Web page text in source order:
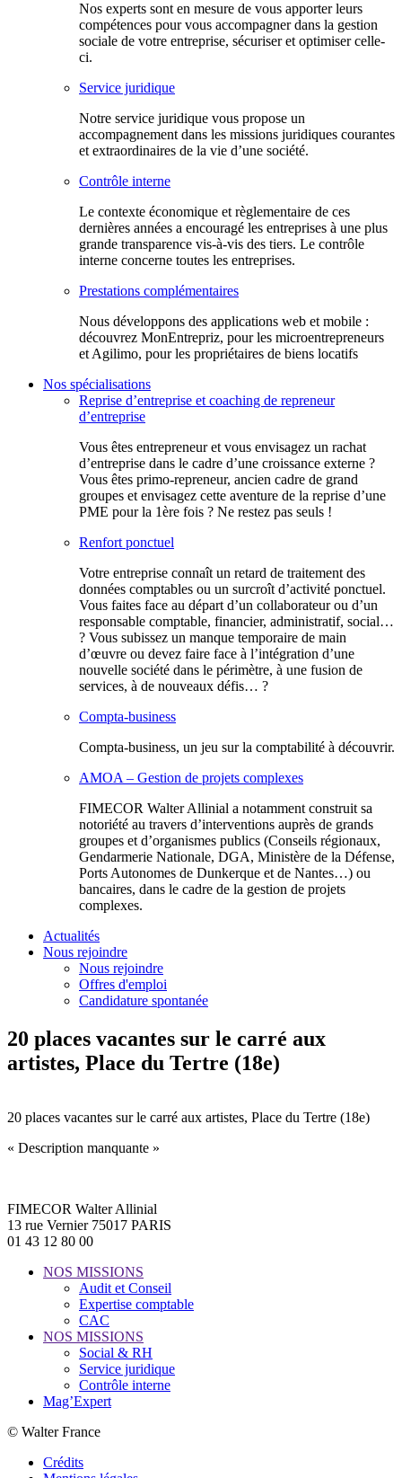
Nos experts sont en mesure de vous apporter leurs
compétences pour vous accompagner dans la gestion
sociale de votre entreprise, sécuriser et optimiser celle-
ci.
Service juridique
Notre service juridique vous propose un
accompagnement dans les missions juridiques courantes
et extraordinaires de la vie d’une société.
Contrôle interne
Le contexte économique et règlementaire de ces
dernières années a encouragé les entreprises à une plus
grande transparence vis-à-vis des tiers. Le contrôle
interne concerne toutes les entreprises.
Prestations complémentaires
Nous développons des applications web et mobile :
découvrez MonEntrepriz, pour les microentrepreneurs
et Agilimo, pour les propriétaires de biens locatifs
Nos spécialisations
Reprise d’entreprise et coaching de repreneur
d’entreprise
Vous êtes entrepreneur et vous envisagez un rachat
d’entreprise dans le cadre d’une croissance externe ?
Vous êtes primo-repreneur, ancien cadre de grand
groupes et envisagez cette aventure de la reprise d’une
PME pour la 1ère fois ? Ne restez pas seuls !
Renfort ponctuel
Votre entreprise connaît un retard de traitement des
données comptables ou un surcroît d’activité ponctuel.
Vous faites face au départ d’un collaborateur ou d’un
responsable comptable, financier, administratif, social…
? Vous subissez un manque temporaire de main
d’œuvre ou devez faire face à l’intégration d’une
nouvelle société dans le périmètre, à une fusion de
services, à de nouveaux défis… ?
Compta-business
Compta-business, un jeu sur la comptabilité à découvrir.
AMOA – Gestion de projets complexes
FIMECOR Walter Allinial a notamment construit sa
notoriété au travers d’interventions auprès de grands
groupes et d’organismes publics (Conseils régionaux,
Gendarmerie Nationale, DGA, Ministère de la Défense,
Ports Autonomes de Dunkerque et de Nantes…) ou
bancaires, dans le cadre de la gestion de projets
complexes.
Actualités
Nous rejoindre
Nous rejoindre
Offres d'emploi
Candidature spontanée
20 places vacantes sur le carré aux
artistes, Place du Tertre (18e)
20 places vacantes sur le carré aux artistes, Place du Tertre (18e)
« Description manquante »
FIMECOR Walter Allinial
13 rue Vernier 75017 PARIS
01 43 12 80 00
NOS MISSIONS
Audit et Conseil
Expertise comptable
CAC
NOS MISSIONS
Social & RH
Service juridique
Contrôle interne
Mag’Expert
© Walter France
Crédits